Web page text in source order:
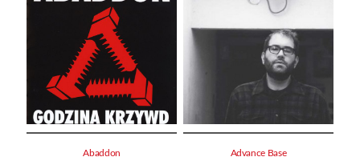
Abaddon Advance Base